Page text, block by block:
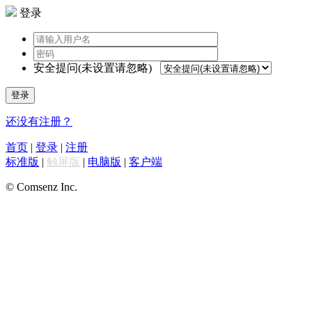
登录
安全提问(未设置请忽略)
登录
还没有注册？
首页 | 登录 | 注册
标准版 | 触屏版 | 电脑版 | 客户端
© Comsenz Inc.